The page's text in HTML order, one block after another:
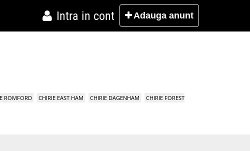
Intra in cont Adauga anunt
ROMFORD CHIRIE EAST HAM CHIRIE DAGENHAM
CHIRIE FOREST